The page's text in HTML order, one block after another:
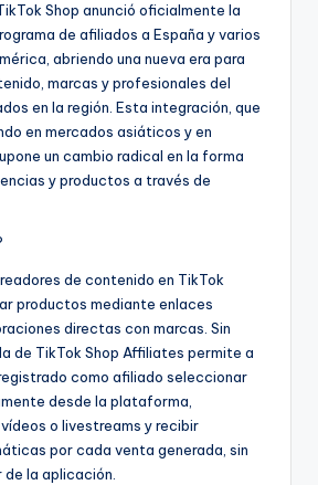
Shop anunció oficialmente la
de afiliados a España y varios
abriendo una nueva era para
marcas y profesionales del
en la región. Esta integración, que
en mercados asiáticos y en
un cambio radical en la forma
y productos a través de
de contenido en TikTok
productos mediante enlaces
directas con marcas. Sin
de TikTok Shop Affiliates permite a
como afiliado seleccionar
desde la plataforma,
o livestreams y recibir
por cada venta generada, sin
la aplicación.